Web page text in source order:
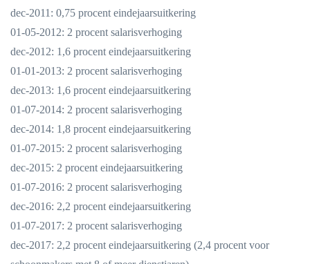
dec-2011: 0,75 procent eindejaarsuitkering
01-05-2012: 2 procent salarisverhoging
dec-2012: 1,6 procent eindejaarsuitkering
01-01-2013: 2 procent salarisverhoging
dec-2013: 1,6 procent eindejaarsuitkering
01-07-2014: 2 procent salarisverhoging
dec-2014: 1,8 procent eindejaarsuitkering
01-07-2015: 2 procent salarisverhoging
dec-2015: 2 procent eindejaarsuitkering
01-07-2016: 2 procent salarisverhoging
dec-2016: 2,2 procent eindejaarsuitkering
01-07-2017: 2 procent salarisverhoging
dec-2017: 2,2 procent eindejaarsuitkering (2,4 procent voor